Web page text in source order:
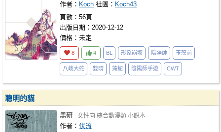
作者： Koch 社團： Koch43
頁數：56頁
出版日期：2020-12-12
價格：未定
8 4 BL 形象崩壞 陰陽師 玉藻前
八岐大蛇 雙晴 藻蛇 陰陽師手遊 CWT
聰明的貓
黑研 女性向 綜合動漫類 小說本
作者：伏流